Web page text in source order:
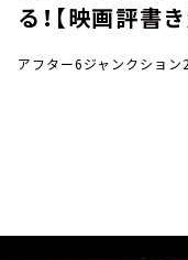
る！【映画評書
アフター6ジャンクション2